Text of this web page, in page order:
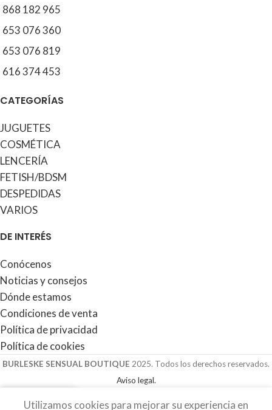
868 182 965
653 076 360
653 076 819
616 374 453
CATEGORÍAS
JUGUETES
COSMÉTICA
LENCERÍA
FETISH/BDSM
DESPEDIDAS
VARIOS
DE INTERÉS
Conócenos
Noticias y consejos
Dónde estamos
Condiciones de venta
Política de privacidad
Política de cookies
BURLESKE SENSUAL BOUTIQUE 2025. Todos los derechos reservados.
Aviso legal.
Utilizamos cookies para mejorar su experiencia en